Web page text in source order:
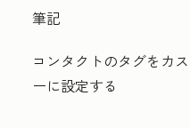
筆記
コンタクトのタグをカ
ーに設定する